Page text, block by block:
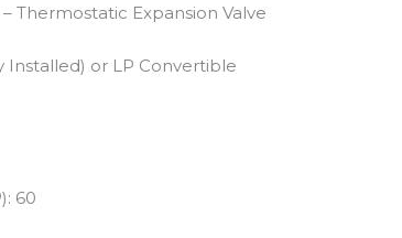
Thermostatic Expansion Valve
Installed) or LP Convertible
60